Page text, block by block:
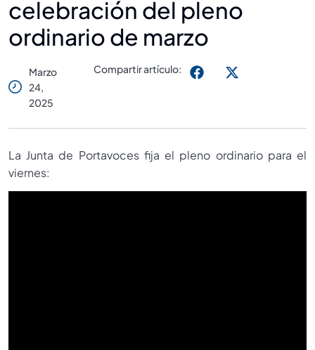
celebración del pleno
ordinario de marzo
Marzo
24,
2025
Compartir artículo:
La Junta de Portavoces fija el pleno ordinario para el
viernes: